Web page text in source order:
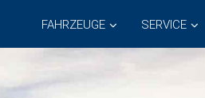
FAHRZEUGE SERVICE